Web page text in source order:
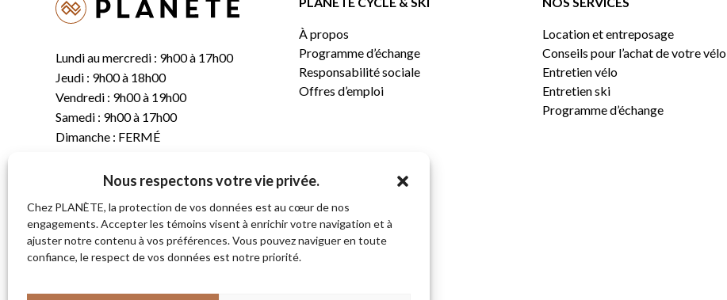
Nous respectons votre vie privée.
Chez PLANÈTE, la protection de vos données est au cœur de nos
engagements. Accepter les témoins visent à enrichir votre navigation et à
ajuster notre contenu à vos préférences. Vous pouvez naviguer en toute
confiance, le respect de vos données est notre priorité.
Lundi au mercredi : 9h00 à 17h00
Jeudi : 9h00 à 18h00
Vendredi : 9h00 à 19h00
Samedi : 9h00 à 17h00
Dimanche : FERMÉ
(819) 843-8356
C. info@planete.co
681, rue Sherbrooke
Magog (Québec)
À propos
Programme d’échange
Responsabilité sociale
Offres d’emploi
Location et entreposage
Conseils pour l’achat de votre vélo
Entretien vélo
Entretien ski
Programme d’échange